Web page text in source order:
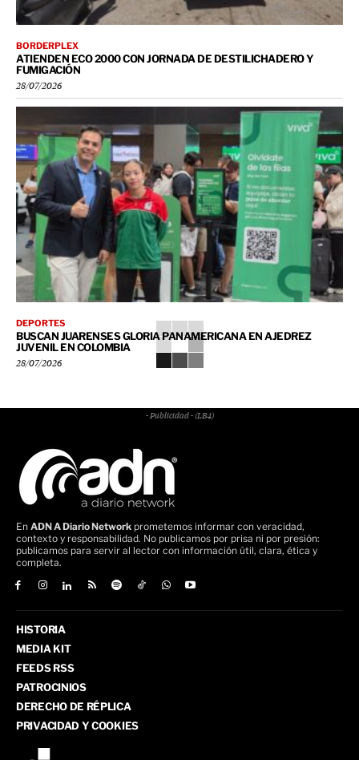
BORDERPLEX
ATIENDEN ECO 2000 CON JORNADA DE DESTILICHADERO Y
FUMIGACIÓN
28/07/2026
DEPORTES
BUSCAN JUARENSES GLORIA PANAMERICANA EN AJEDREZ
JUVENIL EN COLOMBIA
28/07/2026
- Publicidad - (LB4)
En ADN A Diario Network prometemos informar con veracidad,
contexto y responsabilidad. No publicamos por prisa ni por presión:
publicamos para servir al lector con información útil, clara, ética y
completa.
HISTORIA
MEDIA KIT
FEEDS RSS
PATROCINIOS
DERECHO DE RÉPLICA
PRIVACIDAD Y COOKIES